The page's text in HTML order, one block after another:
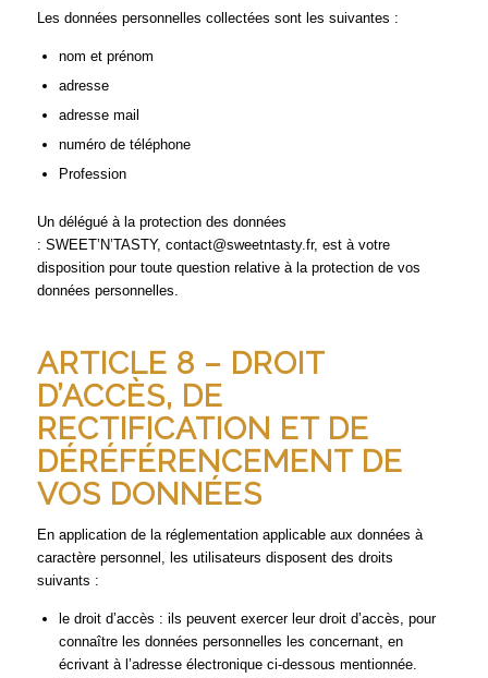
Les données personnelles collectées sont les suivantes :
nom et prénom
adresse
adresse mail
numéro de téléphone
Profession
Un délégué à la protection des données
: SWEET’N’TASTY, contact@sweetntasty.fr, est à votre
disposition pour toute question relative à la protection de vos
données personnelles.
ARTICLE 8 – DROIT
D’ACCÈS, DE
RECTIFICATION ET DE
DÉRÉFÉRENCEMENT DE
VOS DONNÉES
En application de la réglementation applicable aux données à
caractère personnel, les utilisateurs disposent des droits
suivants :
le droit d’accès : ils peuvent exercer leur droit d’accès, pour
connaître les données personnelles les concernant, en
écrivant à l’adresse électronique ci-dessous mentionnée.